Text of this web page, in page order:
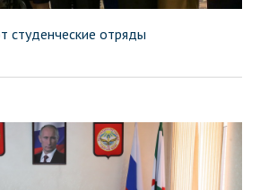
студенческие отряды